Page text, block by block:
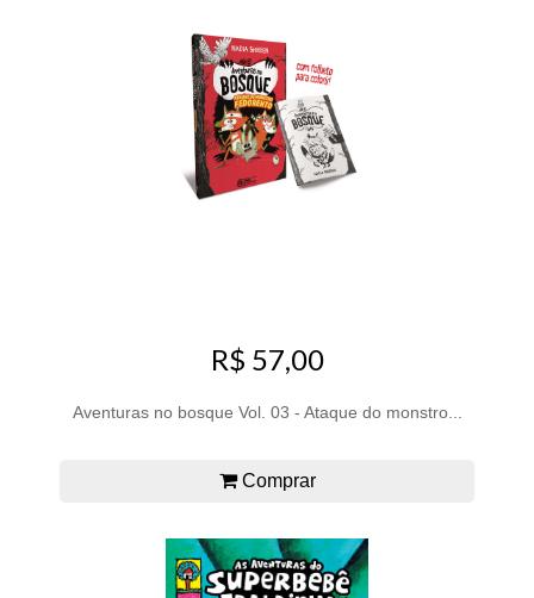
R$ 57,00
Aventuras no bosque Vol. 03 - Ataque do monstro...
Comprar